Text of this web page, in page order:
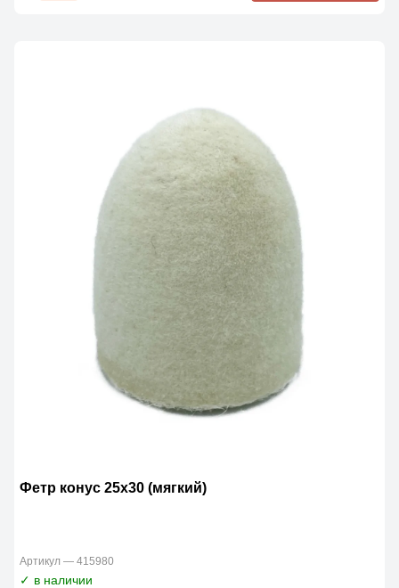
Фетр конус 25х30 (мягкий)
Артикул — 415980
✓ в наличии